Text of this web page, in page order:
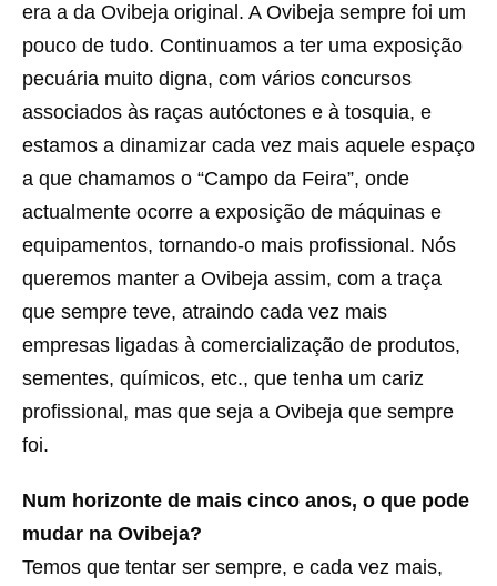
era a da Ovibeja original. A Ovibeja sempre foi um
pouco de tudo. Continuamos a ter uma exposição
pecuária muito digna, com vários concursos
associados às raças autóctones e à tosquia, e
estamos a dinamizar cada vez mais aquele espaço
a que chamamos o “Campo da Feira”, onde
actualmente ocorre a exposição de máquinas e
equipamentos, tornando-o mais profissional. Nós
queremos manter a Ovibeja assim, com a traça
que sempre teve, atraindo cada vez mais
empresas ligadas à comercialização de produtos,
sementes, químicos, etc., que tenha um cariz
profissional, mas que seja a Ovibeja que sempre
foi.
Num horizonte de mais cinco anos, o que pode
mudar na Ovibeja?
Temos que tentar ser sempre, e cada vez mais,